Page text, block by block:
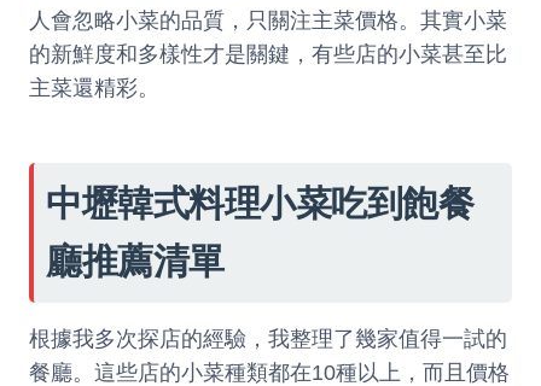
人會忽略小菜的品質，只關注主菜價格。其實小菜
的新鮮度和多樣性才是關鍵，有些店的小菜甚至比
主菜還精彩。
中壢韓式料理小菜吃到飽餐
廳推薦清單
根據我多次探店的經驗，我整理了幾家值得一試的
餐廳。這些店的小菜種類都在10種以上，而且價格